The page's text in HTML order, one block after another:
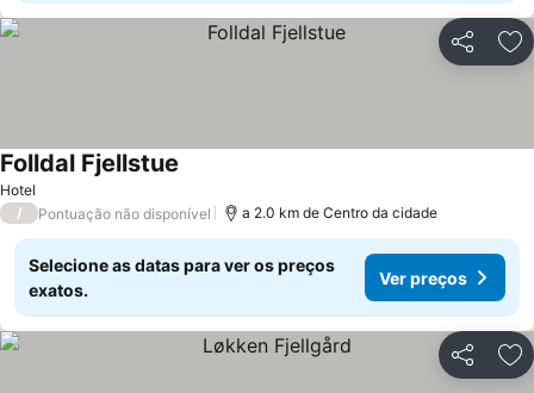
Partilhar
Hotel
Folldal Fjellstue
/ Pontuação não disponível a 2.0 km de Centro da cidade
Selecione as datas para ver os preços
exatos.
Ver preços
Partilhar